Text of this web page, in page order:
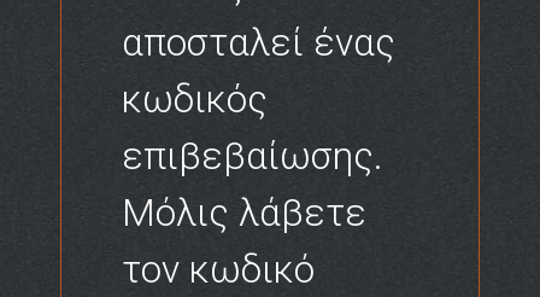
αποσταλεί ένας
κωδικός
επιβεβαίωσης.
Μόλις λάβετε
τον κωδικό